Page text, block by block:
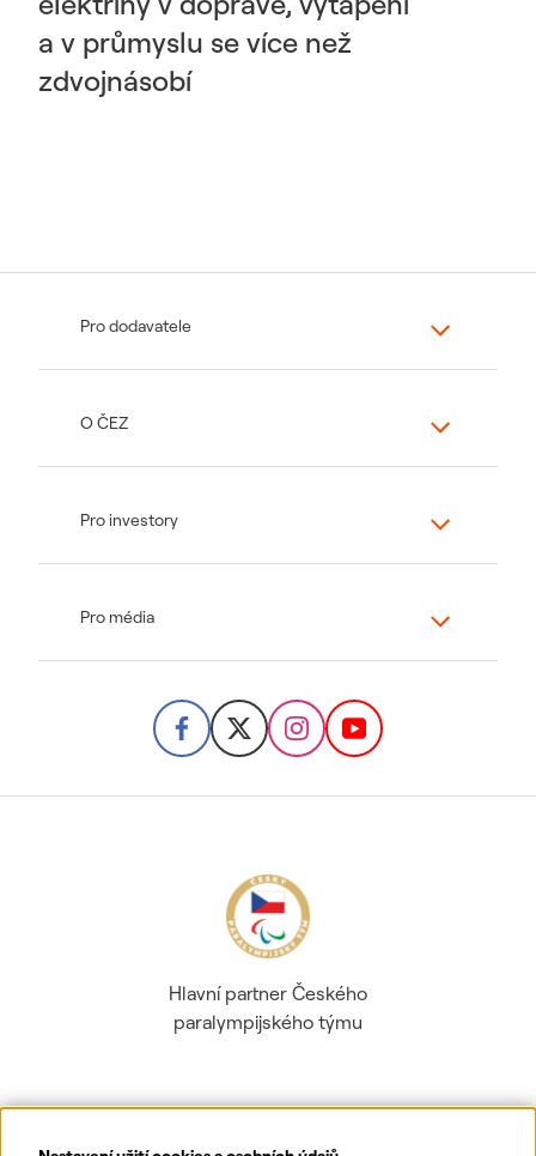
a v průmyslu se více než
zdvojnásobí
Pro dodavatele
O ČEZ
Pro investory
Pro média
Hlavní partner Českého
paralympijského týmu